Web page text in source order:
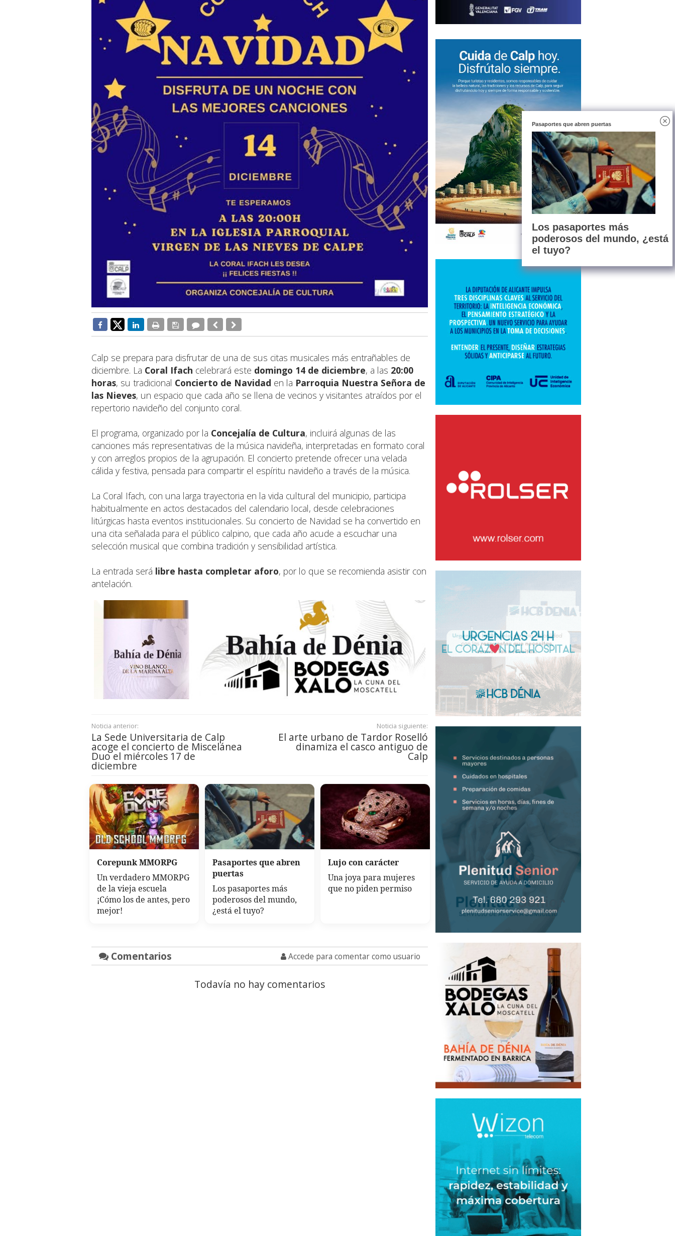
Calp se prepara para disfrutar de una de sus citas musicales más entrañables de
diciembre. La Coral Ifach celebrará este domingo 14 de diciembre, a las 20:00
horas, su tradicional Concierto de Navidad en la Parroquia Nuestra Señora de
las Nieves, un espacio que cada año se llena de vecinos y visitantes atraídos por el
repertorio navideño del conjunto coral.
El programa, organizado por la Concejalía de Cultura, incluirá algunas de las
canciones más representativas de la música navideña, interpretadas en formato coral
y con arreglos propios de la agrupación. El concierto pretende ofrecer una velada
cálida y festiva, pensada para compartir el espíritu navideño a través de la música.
La Coral Ifach, con una larga trayectoria en la vida cultural del municipio, participa
habitualmente en actos destacados del calendario local, desde celebraciones
litúrgicas hasta eventos institucionales. Su concierto de Navidad se ha convertido en
una cita señalada para el público calpino, que cada año acude a escuchar una
selección musical que combina tradición y sensibilidad artística.
La entrada será libre hasta completar aforo, por lo que se recomienda asistir con
antelación.
Noticia anterior:
La Sede Universitaria de Calp
acoge el concierto de Miscelánea
Duo el miércoles 17 de
diciembre
Noticia siguiente:
El arte urbano de Tardor Roselló
dinamiza el casco antiguo de
Calp
Corepunk MMORPG
Un verdadero MMORPG
de la vieja escuela
¡Cómo los de antes, pero
mejor!
Pasaportes que abren
puertas
Los pasaportes más
poderosos del mundo,
¿está el tuyo?
Lujo con carácter
Una joya para mujeres
que no piden permiso
Comentarios Accede para comentar como usuario
Todavía no hay comentarios
Pasaportes que abren puertas
Los pasaportes más
poderosos del mundo, ¿está
el tuyo?